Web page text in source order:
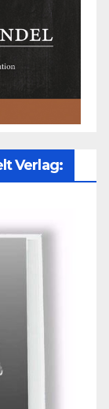
Verlag: